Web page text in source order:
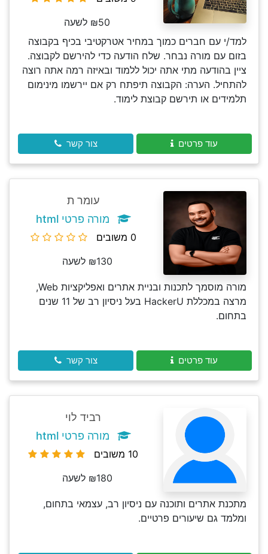
₪50 לשעה
למד/י עם חברים כמוך במחיר אטרקטיבי בכיף בקבוצה
בזום עם מורה נבחר. שלח הודעה כדי להירשם לקבוצה.
ציין בהודעה מתי אתה יכול ללמוד ובאיזה רמה אתה רוצה
להתחיל. הערה: הקבוצה תיפתח רק אם יירשמו מינימום
תלמידים או תירשם קבוצת לימוד.
עוד פרטים צור קשר
עומר ת
מורה פרטי html
0 משובים
₪130 לשעה
מורה מוסמך לתכנות ובניית אתרים ואפליקציות Web,
מרצה במכללת HackerU בעל ניסיון רב של 11 שנים
בתחום.
עוד פרטים צור קשר
רביד לוי
מורה פרטי html
10 משובים
₪180 לשעה
מתכנת אתרים ותוכנה עם ניסיון רב, עצמאי בתחום,
ומלמד גם שיעורים פרטיים.